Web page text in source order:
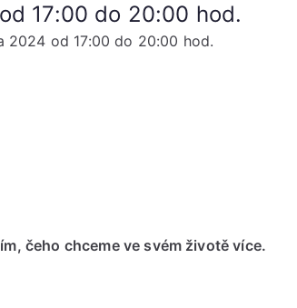
17:00 do 20:00 hod.
2024 od 17:00 do 20:00 hod.
čeho chceme ve svém životě více.